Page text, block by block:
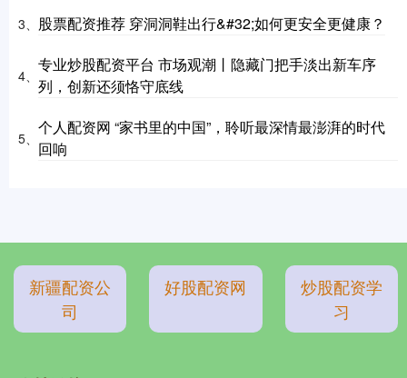
3、 股票配资推荐 穿洞洞鞋出行&#32;如何更安全更健康？
4、
专业炒股配资平台 市场观潮丨隐藏门把手淡出新车序
列，创新还须恪守底线
5、
个人配资网 “家书里的中国”，聆听最深情最澎湃的时代
回响
新疆配资公
司
好股配资网
炒股配资学
习